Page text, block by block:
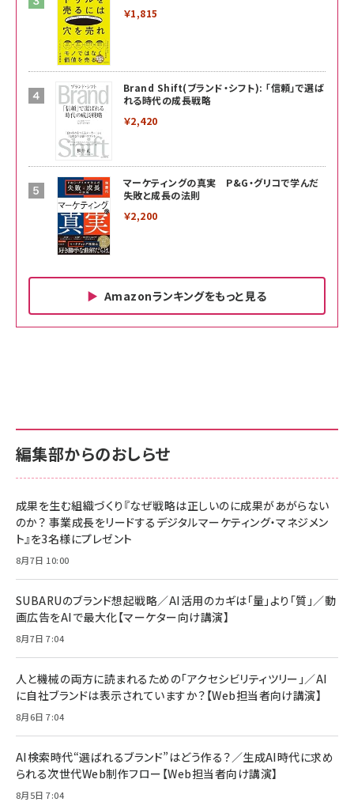
￥1,815
Brand Shift(ブランド・シフト): 「信頼」で選ば
れる時代の成長戦略
￥2,420
マーケティングの真実 P&G・グリコで学んだ
失敗と成長の法則
￥2,200
Amazonランキングをもっと見る
￥880
anan(アンアン)2026/06/24号 No.2500増刊
スペシャルエディション[王道エンタメの矜持／
￥1,100
anan(アンアン)2026/07/08号 No.2502[2026
￥880
ママ投資家が育休中に１億貯めた株式投資
組織の成果を最大化する ルールのデザイン
￥1,980
Amazonランキングをもっと見る
サポート正規品 メーカー保証5年 KLMEA128G
NIMASO ガラスフィルム iPhone 17 用 保護フィ
すい ガイド枠付き いPhone17 (6.3インチ) 対応
2枚セット DSP25F1698
￥1,599
￥6,980
全ワイヤレスイヤホン/アクティブノイズキャンセリ
技術基準適合】ブラック
￥5,990
ケーブル Anker絡まないケーブル 240W 結束バン
ド付き USB PD対応 シリコン素材採用 iPhone
17 / 16 / 15 / Galaxy iPad Pro MacBook
Pro/Air 各種対応 (1.8m ミッドナイトブラック)
￥1,890
サポート正規品 メーカー保証5年 KLMEA128G
Amazon eギフトカード - Amazonロゴ - クラ
￥5,000
Anker PowerLine III Flow USB-C & USB-C
Pro/Air 各種対応 (1.8m ミッドナイトブラック)
￥1,890
サッポロ 生ビール 黒ラベル 350ml 缶 24本 ビー
ル ケース買い【6/30応募〆切! 黒ラベルビヤセラー
￥4,857
編集部からのおしらせ
成果を生む組織づくり『なぜ戦略は正しいのに成果があがらない
のか？ 事業成長をリードするデジタルマーケティング・マネジメン
ト』を3名様にプレゼント
8月7日 10:00
SUBARUのブランド想起戦略／AI活用のカギは「量」より「質」／動
画広告をAIで最大化【マーケター向け講演】
8月7日 7:04
人と機械の両方に読まれるための「アクセシビリティツリー」／AI
に自社ブランドは表示されていますか？【Web担当者向け講演】
8月6日 7:04
AI検索時代“選ばれるブランド”はどう作る？／生成AI時代に求め
られる次世代Web制作フロー【Web担当者向け講演】
8月5日 7:04